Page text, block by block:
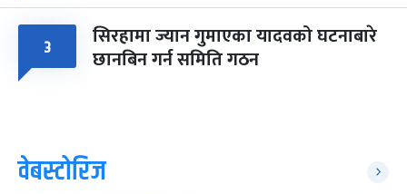
३ सिरहामा ज्यान गुमाएका यादवको घटनाबारे
छानबिन गर्न समिति गठन
वेबस्टोरिज